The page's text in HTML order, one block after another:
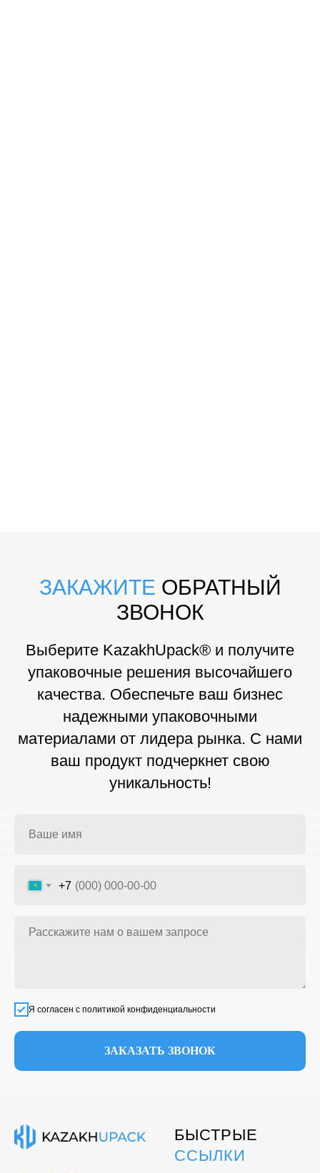
ЗАКАЖИТЕ ОБРАТНЫЙ
ЗВОНОК
Выберите KazakhUpack® и получите
упаковочные решения высочайшего
качества. Обеспечьте ваш бизнес
надежными упаковочными
материалами от лидера рынка. С нами
ваш продукт подчеркнет свою
уникальность!
+7
Я согласен с политикой конфиденциальности
ЗАКАЗАТЬ ЗВОНОК
БЫСТРЫЕ
ССЫЛКИ